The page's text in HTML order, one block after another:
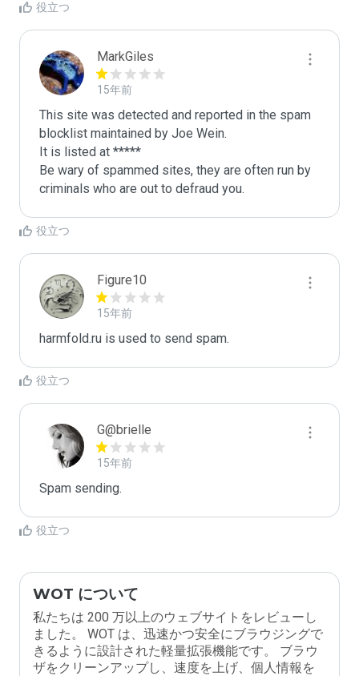
役立つ
MarkGiles
15年前
This site was detected and reported in the spam
blocklist maintained by Joe Wein.
It is listed at *****
Be wary of spammed sites, they are often run by
criminals who are out to defraud you.
役立つ
Figure10
15年前
harmfold.ru is used to send spam.
役立つ
G@brielle
15年前
Spam sending.
役立つ
WOT について
私たちは 200 万以上のウェブサイトをレビューし
ました。 WOT は、迅速かつ安全にブラウジングで
きるように設計された軽量拡張機能です。 ブラウ
ザをクリーンアップし、速度を上げ、個人情報を